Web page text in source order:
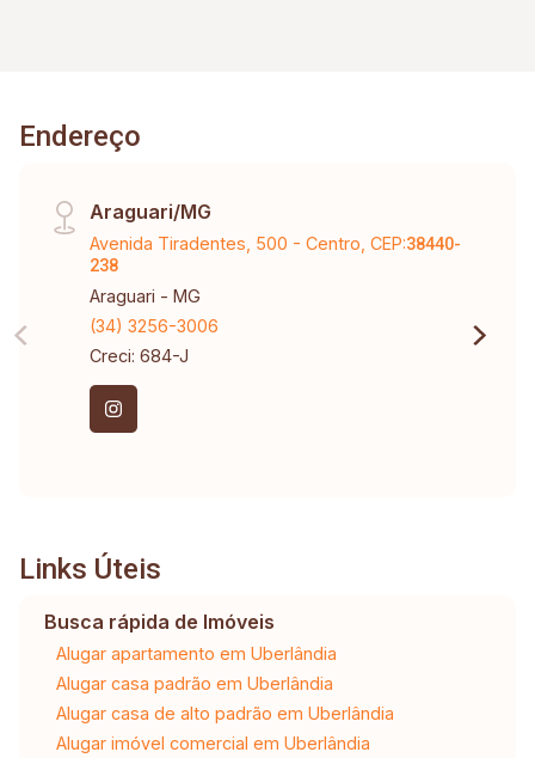
Endereço
Araguari/MG
Avenida Tiradentes, 500 - Centro, CEP:38440-
238
Araguari - MG
(34) 3256-3006
Creci: 684-J
Links Úteis
Busca rápida de Imóveis
Alugar apartamento em Uberlândia
Alugar casa padrão em Uberlândia
Alugar casa de alto padrão em Uberlândia
Alugar imóvel comercial em Uberlândia